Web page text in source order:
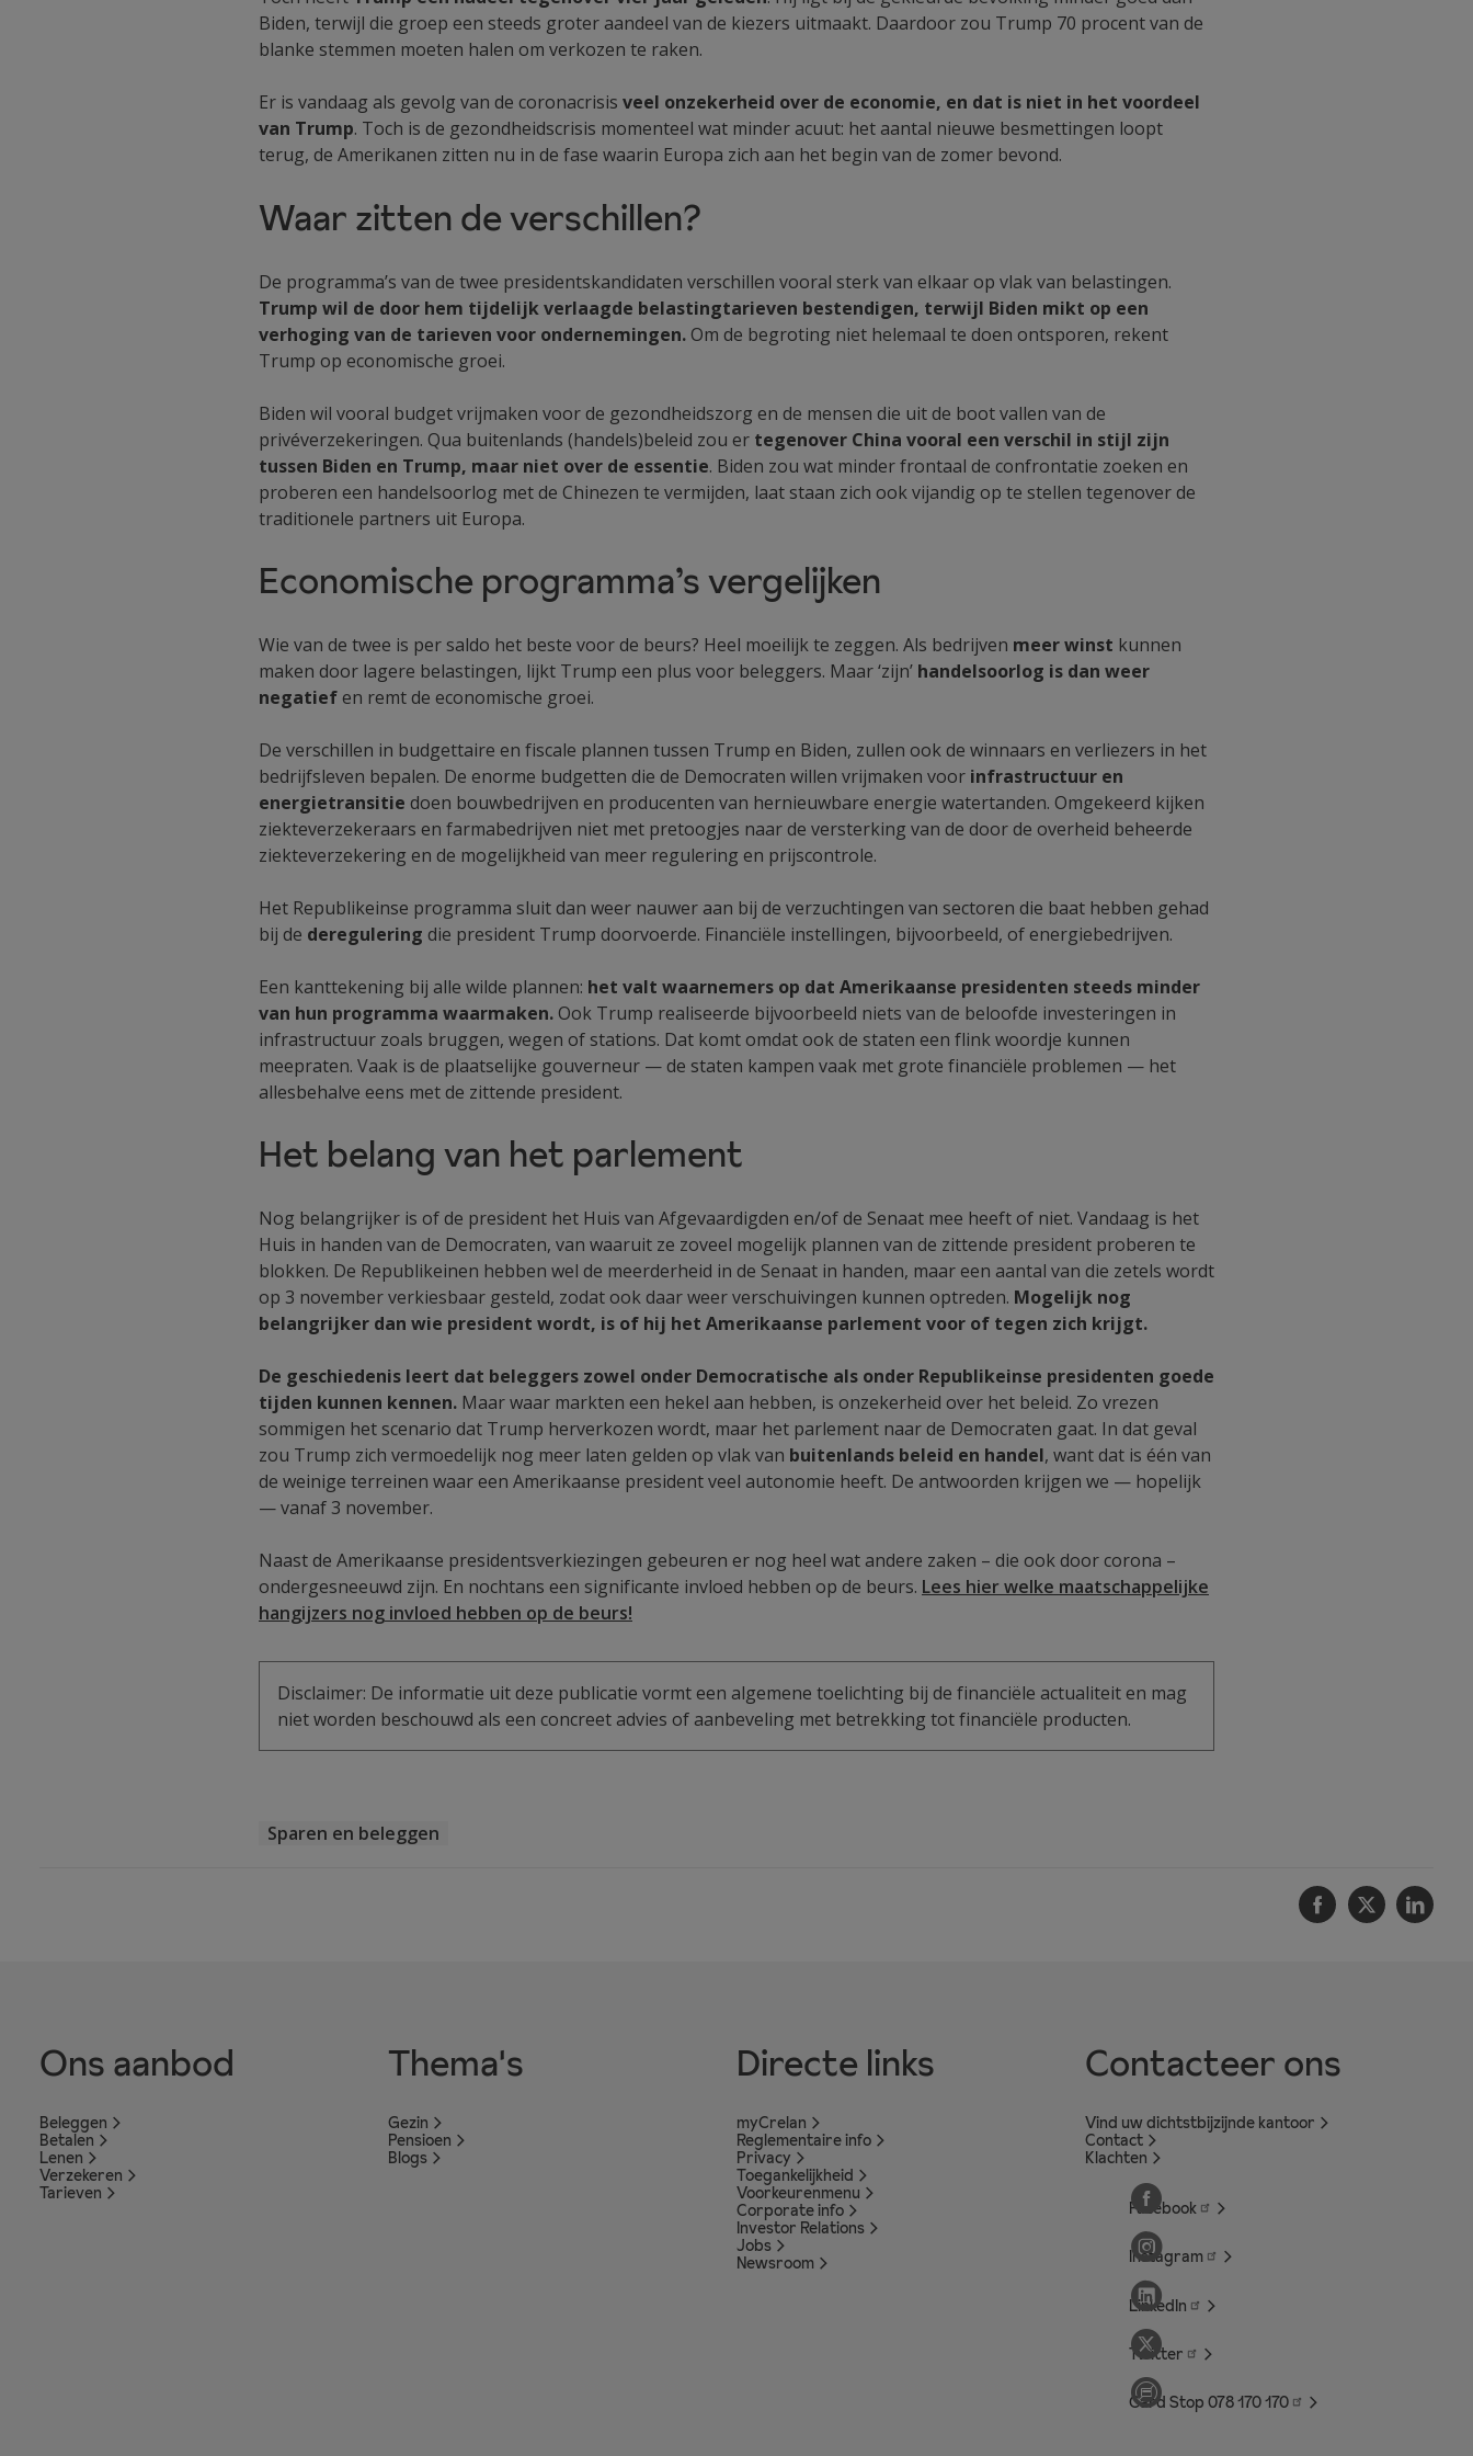
Biden, terwijl die groep een steeds groter aandeel van de kiezers uitmaakt. Daardoor zou Trump 70 procent van de
blanke stemmen moeten halen om verkozen te raken.
Er is vandaag als gevolg van de coronacrisis veel onzekerheid over de economie, en dat is niet in het voordeel
van Trump. Toch is de gezondheidscrisis momenteel wat minder acuut: het aantal nieuwe besmettingen loopt
terug, de Amerikanen zitten nu in de fase waarin Europa zich aan het begin van de zomer bevond.
Waar zitten de verschillen?
De programma’s van de twee presidentskandidaten verschillen vooral sterk van elkaar op vlak van belastingen.
Trump wil de door hem tijdelijk verlaagde belastingtarieven bestendigen, terwijl Biden mikt op een
verhoging van de tarieven voor ondernemingen. Om de begroting niet helemaal te doen ontsporen, rekent
Trump op economische groei.
Biden wil vooral budget vrijmaken voor de gezondheidszorg en de mensen die uit de boot vallen van de
privéverzekeringen. Qua buitenlands (handels)beleid zou er tegenover China vooral een verschil in stijl zijn
tussen Biden en Trump, maar niet over de essentie. Biden zou wat minder frontaal de confrontatie zoeken en
proberen een handelsoorlog met de Chinezen te vermijden, laat staan zich ook vijandig op te stellen tegenover de
traditionele partners uit Europa.
Economische programma’s vergelijken
Wie van de twee is per saldo het beste voor de beurs? Heel moeilijk te zeggen. Als bedrijven meer winst kunnen
maken door lagere belastingen, lijkt Trump een plus voor beleggers. Maar ‘zijn’ handelsoorlog is dan weer
negatiefen remt de economische groei.
De verschillen in budgettaire en fiscale plannen tussen Trump en Biden, zullen ook de winnaars en verliezers in het
bedrijfsleven bepalen. De enorme budgetten die de Democraten willen vrijmaken voor infrastructuur en
energietransitie doen bouwbedrijven en producenten van hernieuwbare energie watertanden. Omgekeerd kijken
ziekteverzekeraars en farmabedrijven niet met pretoogjes naar de versterking van de door de overheid beheerde
ziekteverzekering en de mogelijkheid van meer regulering en prijscontrole.
Het Republikeinse programma sluit dan weer nauwer aan bij de verzuchtingen van sectoren die baat hebben gehad
bij de deregulering die president Trump doorvoerde. Financiële instellingen, bijvoorbeeld, of energiebedrijven.
Een kanttekening bij alle wilde plannen: het valt waarnemers op dat Amerikaanse presidenten steeds minder
van hun programma waarmaken. Ook Trump realiseerde bijvoorbeeld niets van de beloofde investeringen in
infrastructuur zoals bruggen, wegen of stations. Dat komt omdat ook de staten een flink woordje kunnen
meepraten. Vaak is de plaatselijke gouverneur — de staten kampen vaak met grote financiële problemen — het
allesbehalve eens met de zittende president.
Het belang van het parlement
Nog belangrijker is of de president het Huis van Afgevaardigden en/of de Senaat mee heeft of niet. Vandaag is het
Huis in handen van de Democraten, van waaruit ze zoveel mogelijk plannen van de zittende president proberen te
blokken. De Republikeinen hebben wel de meerderheid in de Senaat in handen, maar een aantal van die zetels wordt
op 3 november verkiesbaar gesteld, zodat ook daar weer verschuivingen kunnen optreden. Mogelijk nog
belangrijker dan wie president wordt, is of hij het Amerikaanse parlement voor of tegen zich krijgt.
De geschiedenis leert dat beleggers zowel onder Democratische als onder Republikeinse presidenten goede
tijden kunnen kennen. Maar waar markten een hekel aan hebben, is onzekerheid over het beleid. Zo vrezen
sommigen het scenario dat Trump herverkozen wordt, maar het parlement naar de Democraten gaat. In dat geval
zou Trump zich vermoedelijk nog meer laten gelden op vlak van buitenlands beleid en handel, want dat is één van
de weinige terreinen waar een Amerikaanse president veel autonomie heeft. De antwoorden krijgen we — hopelijk
— vanaf 3 november.
Naast de Amerikaanse presidentsverkiezingen gebeuren er nog heel wat andere zaken – die ook door corona –
ondergesneeuwd zijn. En nochtans een significante invloed hebben op de beurs. Lees hier welke maatschappelijke
hangijzers nog invloed hebben op de beurs!
Disclaimer: De informatie uit deze publicatie vormt een algemene toelichting bij de financiële actualiteit en mag
niet worden beschouwd als een concreet advies of aanbeveling met betrekking tot financiële producten.
Sparen en beleggen
Facebook
Twitter
Ons aanbod
Beleggen
Betalen
Lenen
Verzekeren
Tarieven
Thema's
Gezin
Pensioen
Blogs
Directe links
myCrelan
Reglementaire info
Privacy
Toegankelijkheid
Voorkeurenmenu
Corporate info
Investor Relations
Jobs
Newsroom
Contacteer ons
Vind uw dichtstbijzijnde kantoor
Contact
Klachten
Facebook
Instagram
LinkedIn
Twitter
Card Stop 078 170170